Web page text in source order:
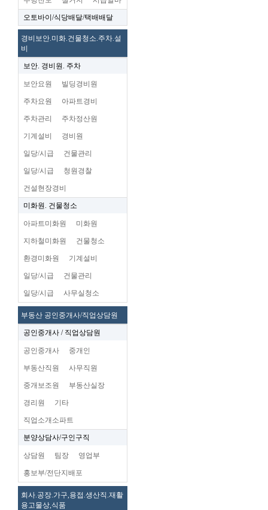
오토바이/식당배달/택배배달
경비보안.미화.건물청소.주차.설
비
보안. 경비원. 주차
보안요원 빌딩경비원
주차요원 아파트경비
주차관리 주차정산원
기계설비 경비원
일당/시급 건물관리
일당/시급 청원경찰
건설현장경비
미화원. 건물청소
아파트미화원 미화원
지하철미화원 건물청소
환경미화원 기계설비
일당/시급 건물관리
일당/시급 사무실청소
부동산 공인중개사/직업상담원
공인중개사 / 직업상담원
공인중개사 중개인
부동산직원 사무직원
중개보조원 부동산실장
경리원 기타
직업소개소파트
분양상담사/구인구직
상담원 팀장 영업부
홍보부/전단지배포
회사.공장.가구,용접.생산직.재활
용고물상,식품